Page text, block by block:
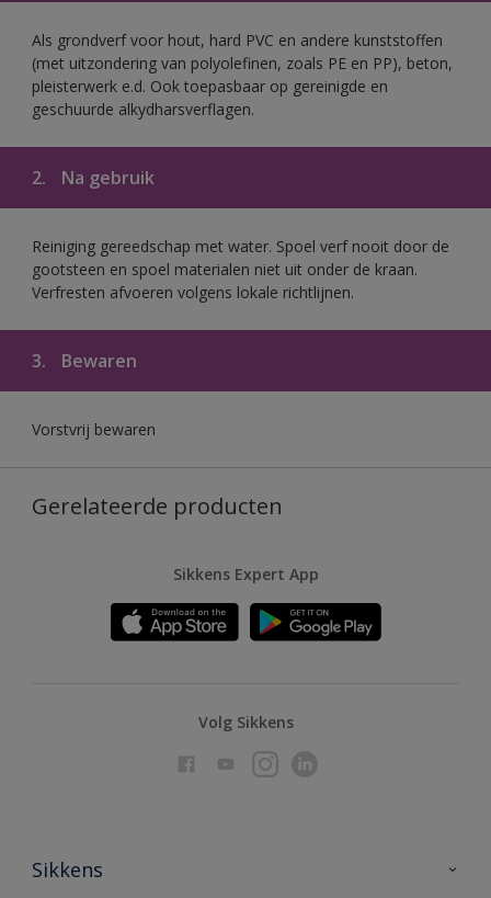
Als grondverf voor hout, hard PVC en andere kunststoffen
(met uitzondering van polyolefinen, zoals PE en PP), beton,
pleisterwerk e.d. Ook toepasbaar op gereinigde en
geschuurde alkydharsverflagen.
2. Na gebruik
Reiniging gereedschap met water. Spoel verf nooit door de
gootsteen en spoel materialen niet uit onder de kraan.
Verfresten afvoeren volgens lokale richtlijnen.
3. Bewaren
Vorstvrij bewaren
Gerelateerde producten
Sikkens Expert App
Volg Sikkens
Sikkens